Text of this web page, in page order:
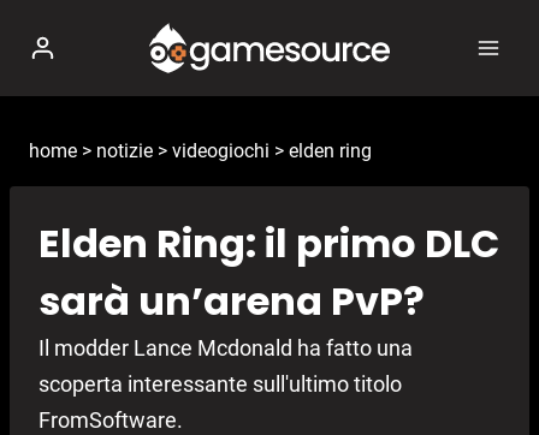
contenuto
home > notizie > videogiochi > elden ring
Elden Ring: il primo DLC
sarà un’arena PvP?
Il modder Lance Mcdonald ha fatto una
scoperta interessante sull'ultimo titolo
FromSoftware.